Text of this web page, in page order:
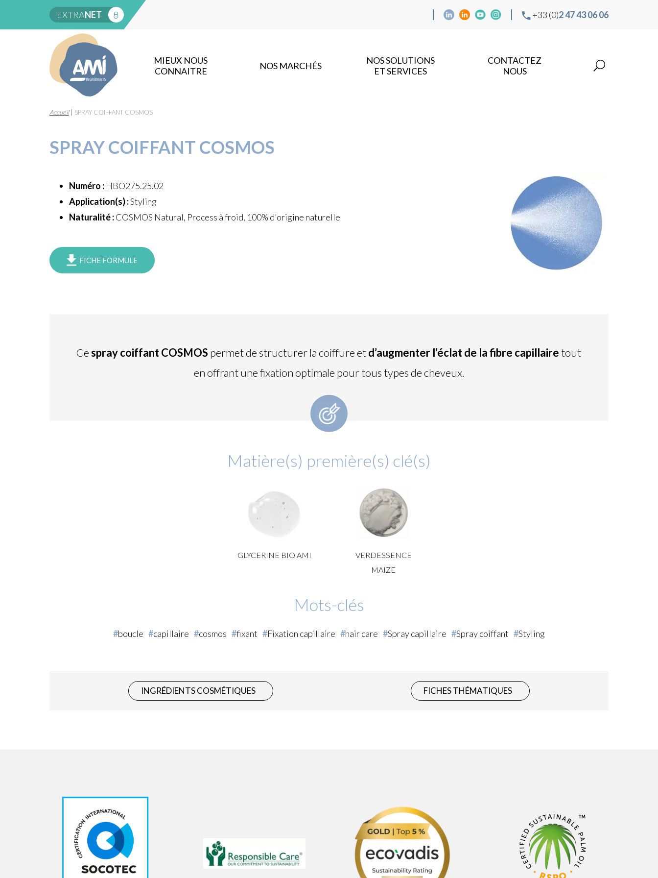
EXTRANET +33 (0)2 47 43 06 06
MIEUX NOUS
CONNAITRE
NOS MARCHÉS
NOS SOLUTIONS
ET SERVICES
CONTACTEZ
NOUS
Accueil| SPRAY COIFFANT COSMOS
SPRAY COIFFANT COSMOS
Numéro :HBO275.25.02
Application(s) :Styling
Naturalité :COSMOS Natural, Process à froid, 100% d'origine naturelle
FICHE FORMULE
Cespray coiffant COSMOS permet de structurer la coiffure etd’augmenter l’éclat de la fibre capillaire tout
en offrant une fixation optimale pour tous types de cheveux.
Matière(s) première(s) clé(s)
GLYCERINE BIO AMI
VERDESSENCE
MAIZE
Mots-clés
boucle capillaire cosmos fixant Fixation capillaire hair care Spray capillaire Spray coiffant Styling
INGRÉDIENTS COSMÉTIQUES FICHES THÉMATIQUES